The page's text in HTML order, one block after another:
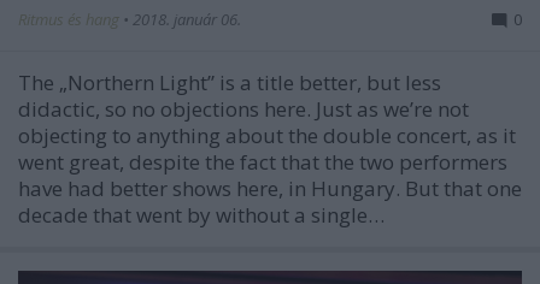
Ritmus és hang • 2018. január 06. 0
The „Northern Light” is a title better, but less
didactic, so no objections here. Just as we’re not
objecting to anything about the double concert, as it
went great, despite the fact that the two performers
have had better shows here, in Hungary. But that one
decade that went by without a single…